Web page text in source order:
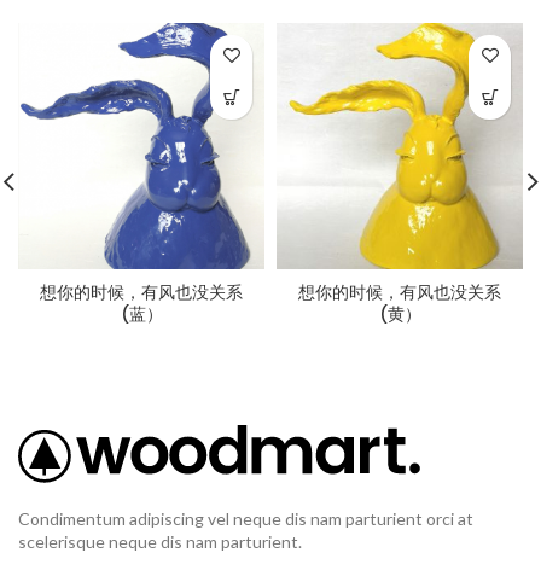
想你的时候，有风也没关系
(蓝）
想你的时候，有风也没关系
(黄）
Condimentum adipiscing vel neque dis nam parturient orci at
scelerisque neque dis nam parturient.